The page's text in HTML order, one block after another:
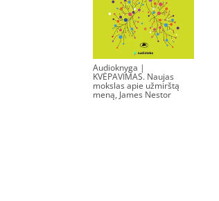
Audioknyga |
KVĖPAVIMAS. Naujas
mokslas apie užmirštą
meną, James Nestor